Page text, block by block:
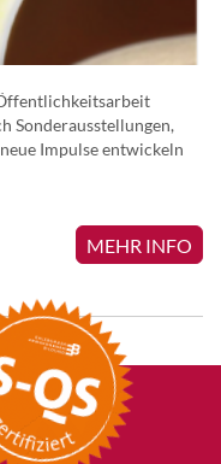
Sonderausstellungen,
Impulse entwickeln
MEHR INFO